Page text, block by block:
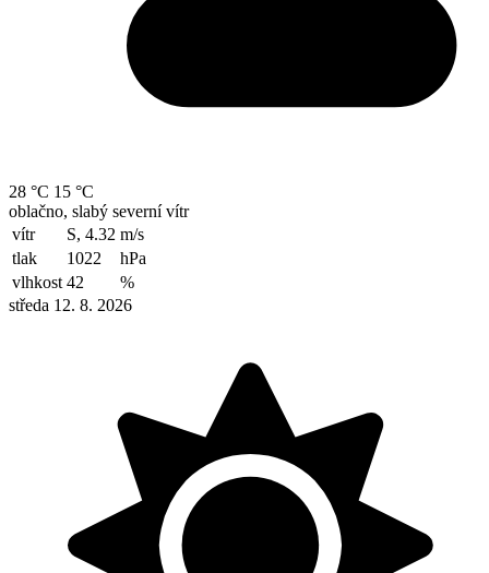
28 °C 15 °C
oblačno, slabý severní vítr
vítr
S, 4.32 m/s
tlak
1022
hPa
vlhkost 42
%
středa 12. 8. 2026